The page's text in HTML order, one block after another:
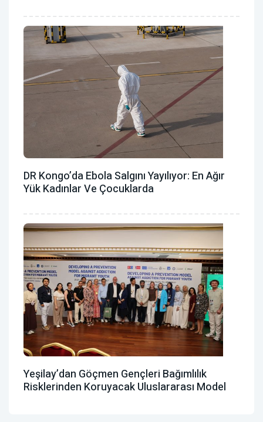
DR Kongo’da Ebola Salgını Yayılıyor: En Ağır
Yük Kadınlar Ve Çocuklarda
Yeşilay’dan Göçmen Gençleri Bağımlılık
Risklerinden Koruyacak Uluslararası Model